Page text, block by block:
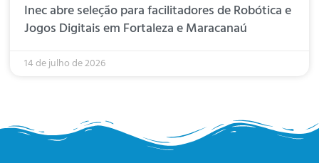
Inec abre seleção para facilitadores de Robótica e
Jogos Digitais em Fortaleza e Maracanaú
14 de julho de 2026